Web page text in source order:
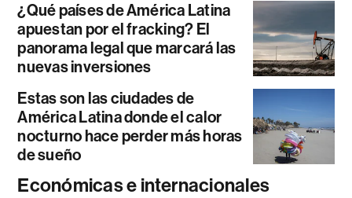
¿Qué países de América Latina
apuestan por el fracking? El
panorama legal que marcará las
nuevas inversiones
Estas son las ciudades de
América Latina donde el calor
nocturno hace perder más horas
de sueño
Económicas e internacionales